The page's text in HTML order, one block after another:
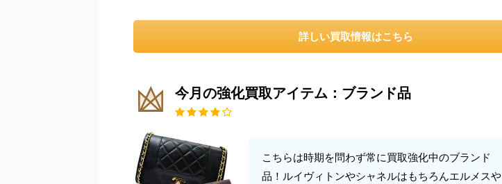
詳しい買取情報はこちら
今月の強化買取アイテム：ブランド品
こちらは時期を問わず常に買取強化中のブランド
品！ルイヴィトンやシャネルはもちろんエルメスや